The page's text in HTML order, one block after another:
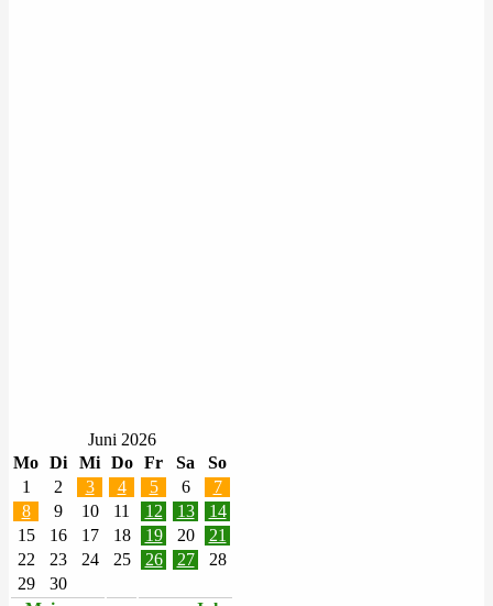
Juni 2026
Mo Di Mi Do Fr Sa So
1 2 3 4 5 6
7
8
9 10 11 12 13
14
15
16 17 18 19 20
21
22
23 24 25 26 27
28
29
30